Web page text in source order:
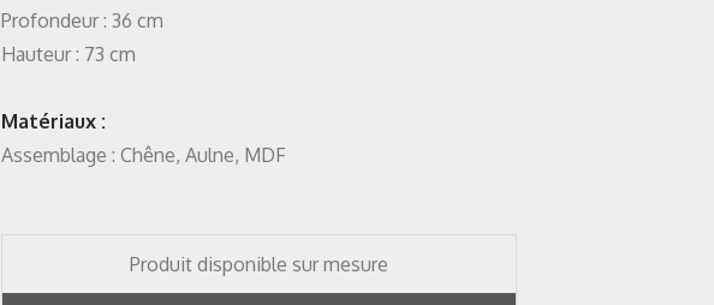
Profondeur : 36 cm
Hauteur : 73 cm
Matériaux :
Assemblage : Chêne, Aulne, MDF
Produit disponible sur mesure